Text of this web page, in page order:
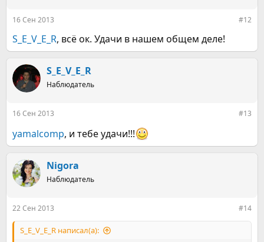
16 Сен 2013 #12
S_E_V_E_R, всё ок. Удачи в нашем общем деле!
S_E_V_E_R
Наблюдатель
16 Сен 2013 #13
yamalcomp, и тебе удачи!!!
Nigora
Наблюдатель
22 Сен 2013 #14
S_E_V_E_R написал(а):